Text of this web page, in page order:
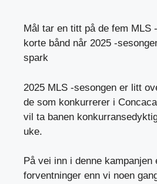
Mål tar en titt på de fem MLS
korte bånd når 2025 -
spark
2025 MLS -sesongen er litt
de som konkurrerer i
vil ta banen
uke.
På vei inn i denne kampanjen
forventninger enn vi noen